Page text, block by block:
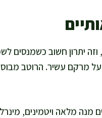
וזה יתרון חשוב כשמנסים
על מרקם עשיר. הרוטב
מלאה ויטמינים,